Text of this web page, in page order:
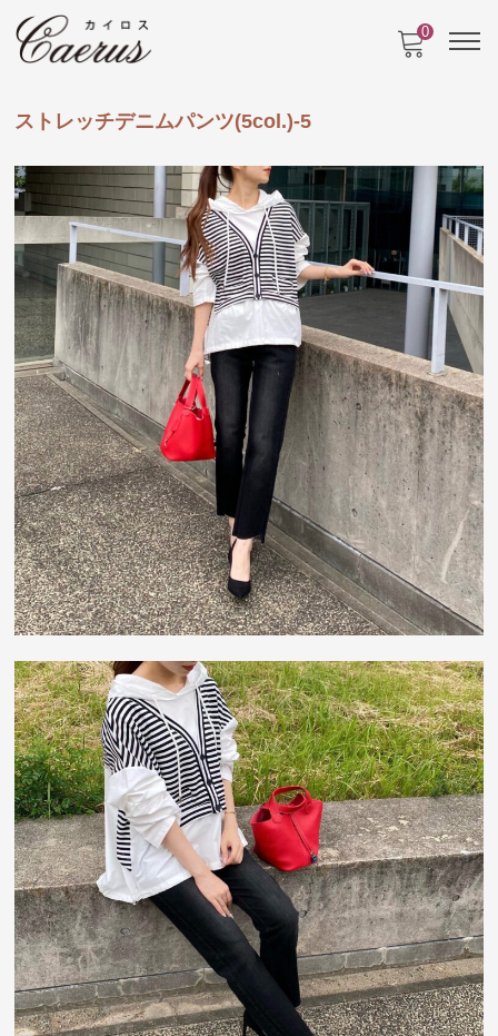
0
ストレッチデニムパンツ(5col.)-5